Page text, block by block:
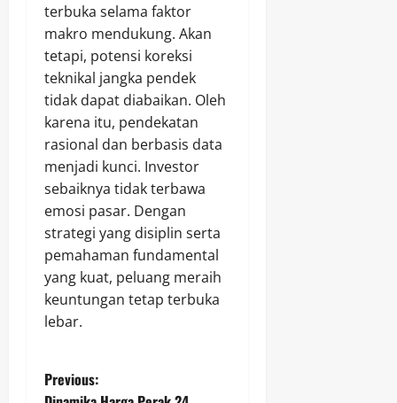
terbuka selama faktor
makro mendukung. Akan
tetapi, potensi koreksi
teknikal jangka pendek
tidak dapat diabaikan. Oleh
karena itu, pendekatan
rasional dan berbasis data
menjadi kunci. Investor
sebaiknya tidak terbawa
emosi pasar. Dengan
strategi yang disiplin serta
pemahaman fundamental
yang kuat, peluang meraih
keuntungan tetap terbuka
lebar.
P
Previous: